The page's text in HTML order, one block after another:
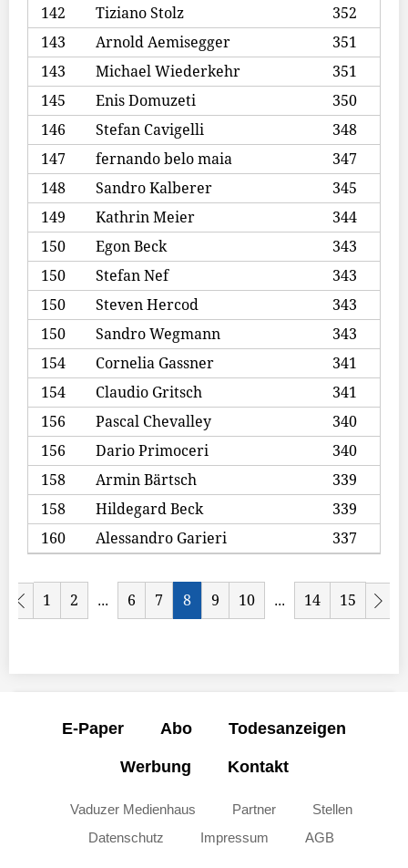
142
Tiziano Stolz
352
143
Arnold Aemisegger
351
143
Michael Wiederkehr
351
145
Enis Domuzeti
350
146
Stefan Cavigelli
348
147
fernando belo maia
347
148
Sandro Kalberer
345
149
Kathrin Meier
344
150
Egon Beck
343
150
Stefan Nef
343
150
Steven Hercod
343
150
Sandro Wegmann
343
154
Cornelia Gassner
341
154
Claudio Gritsch
341
156
Pascal Chevalley
340
156
Dario Primoceri
340
158
Armin Bärtsch
339
158
Hildegard Beck
339
160
Alessandro Garieri 337
1 2 ... 6 7 8 9 10 ... 14 15
E-Paper Abo Todesanzeigen
Werbung Kontakt
Vaduzer Medienhaus Partner
Stellen
Datenschutz
Impressum AGB